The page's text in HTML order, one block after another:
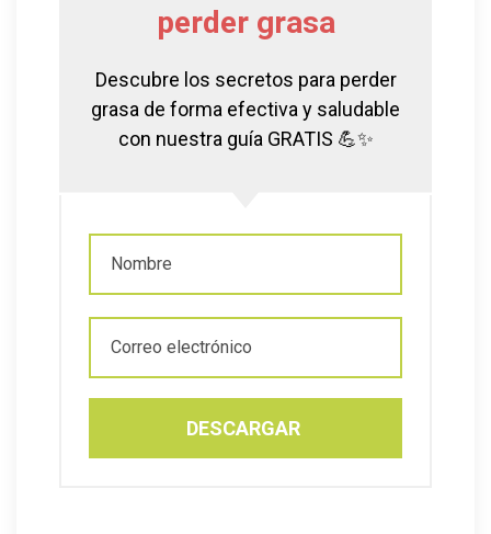
perder grasa
Descubre los secretos para perder
grasa de forma efectiva y saludable
con nuestra guía GRATIS 💪✨
DESCARGAR